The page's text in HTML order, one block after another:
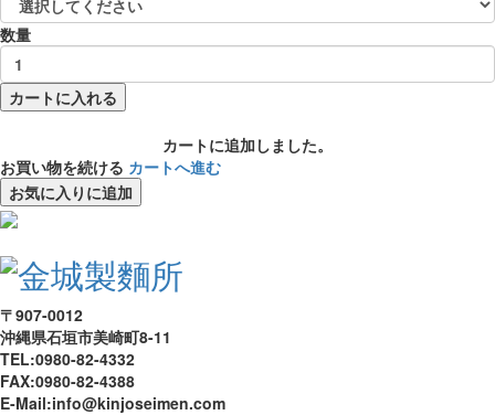
数量
カートに入れる
カートに追加しました。
お買い物を続ける カートへ進む
お気に入りに追加
〒907-0012
沖縄県石垣市美崎町8-11
TEL:0980-82-4332
FAX:0980-82-4388
E-Mail:info@kinjoseimen.com